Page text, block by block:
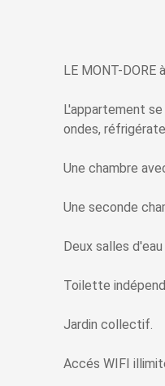
LE MONT-
L'appartement
ondes,
Une chambre
Une seconde
Deux salles
Toilette
Jardin collectif.
Accés WIFI